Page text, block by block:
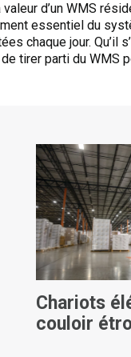
d’un WMS
essentiel du
chaque jour. Qu’il
tirer parti du WMS
Chariots
couloir